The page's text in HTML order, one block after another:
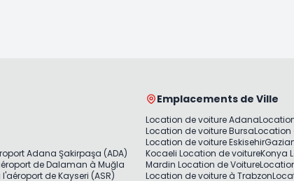
Adana Şakirpaşa (ADA)
de Dalaman à Muğla
de Kayseri (ASR)
Emplacements de Ville
Location de voiture Adana
Location de voiture BursaLocation
Location de voiture Eskisehir
Kocaeli Location de voitureKonya
Mardin Location de Voiture
Location de voiture à Trabzon